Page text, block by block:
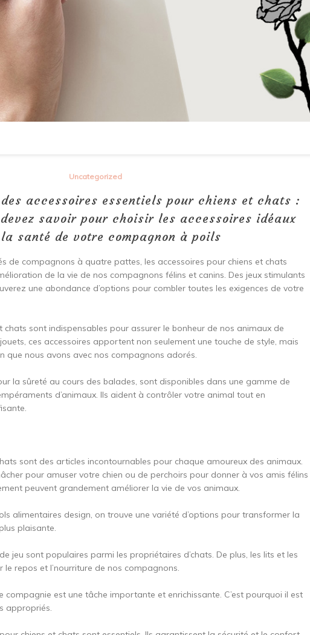
Uncategorized
des accessoires essentiels pour chiens et chats :
savoir pour choisir les accessoires idéaux
santé de votre compagnon à poils
de compagnons à quatre pattes, les accessoires pour chiens et chats
de la vie de nos compagnons félins et canins. Des jeux stimulants
une abondance d’options pour combler toutes les exigences de votre
chats sont indispensables pour assurer le bonheur de nos animaux de
ces accessoires apportent non seulement une touche de style, mais
que nous avons avec nos compagnons adorés.
la sûreté au cours des balades, sont disponibles dans une gamme de
d’animaux. Ils aident à contrôler votre animal tout en
sont des articles incontournables pour chaque amoureux des animaux.
pour amuser votre chien ou de perchoirs pour donner à vos amis félins
peuvent grandement améliorer la vie de vos animaux.
alimentaires design, on trouve une variété d’options pour transformer la
plaisante.
jeu sont populaires parmi les propriétaires d’chats. De plus, les lits et les
le repos et l’nourriture de nos compagnons.
compagnie est une tâche importante et enrichissante. C’est pourquoi il est
appropriés.